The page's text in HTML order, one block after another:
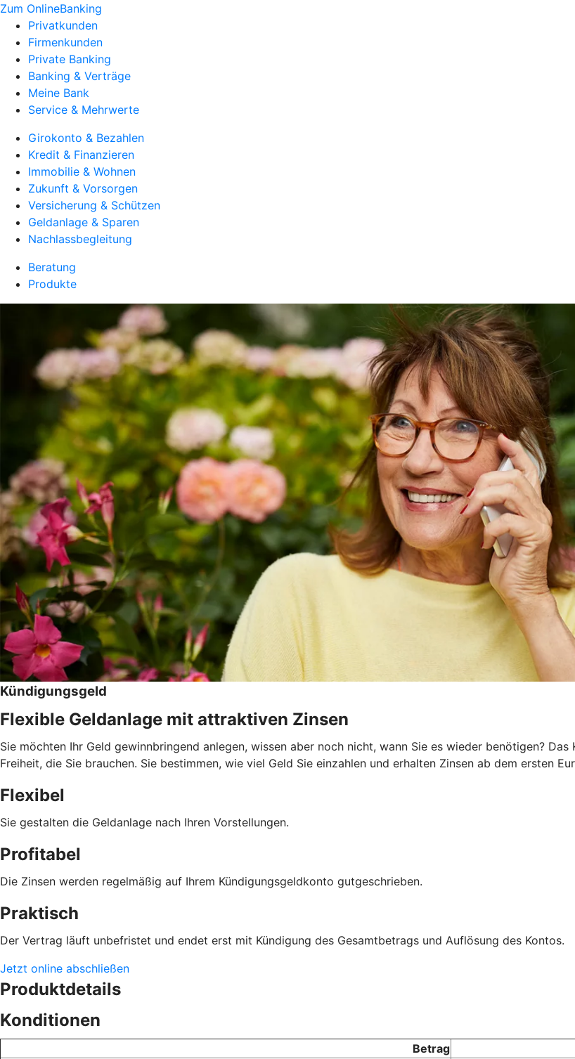
Zum OnlineBanking
Privatkunden
Firmenkunden
Private Banking
Banking & Verträge
Meine Bank
Service & Mehrwerte
Girokonto & Bezahlen
Kredit & Finanzieren
Immobilie & Wohnen
Zukunft & Vorsorgen
Versicherung & Schützen
Geldanlage & Sparen
Nachlassbegleitung
Beratung
Produkte
Kündigungsgeld
Flexible Geldanlage mit attraktiven Zinsen
Sie möchten Ihr Geld gewinnbringend anlegen, wissen aber noch nicht, wann Sie es wieder benötigen?
Freiheit, die Sie brauchen. Sie bestimmen, wie viel Geld Sie einzahlen und erhalten Zinsen ab dem ersten
Flexibel
Sie gestalten die Geldanlage nach Ihren Vorstellungen.
Profitabel
Die Zinsen werden regelmäßig auf Ihrem Kündigungsgeldkonto gutgeschrieben.
Praktisch
Der Vertrag läuft unbefristet und endet erst mit Kündigung des Gesamtbetrags und Auflösung des Kontos.
Jetzt online abschließen
Produktdetails
Konditionen
Betrag